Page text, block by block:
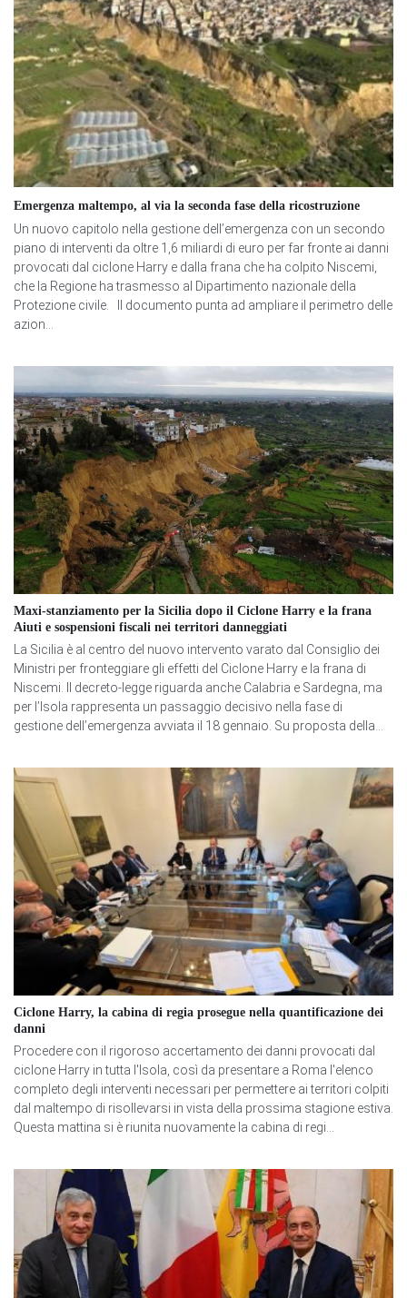
Emergenza maltempo, al via la seconda fase della ricostruzione
Un nuovo capitolo nella gestione dell’emergenza con un secondo
piano di interventi da oltre 1,6 miliardi di euro per far fronte ai danni
provocati dal ciclone Harry e dalla frana che ha colpito Niscemi,
che la Regione ha trasmesso al Dipartimento nazionale della
Protezione civile. Il documento punta ad ampliare il perimetro delle
azion...
Maxi-stanziamento per la Sicilia dopo il Ciclone Harry e la frana
Aiuti e sospensioni fiscali nei territori danneggiati
La Sicilia è al centro del nuovo intervento varato dal Consiglio dei
Ministri per fronteggiare gli effetti del Ciclone Harry e la frana di
Niscemi. Il decreto-legge riguarda anche Calabria e Sardegna, ma
per l’Isola rappresenta un passaggio decisivo nella fase di
gestione dell’emergenza avviata il 18 gennaio. Su proposta della...
Ciclone Harry, la cabina di regia prosegue nella quantificazione dei
danni
Procedere con il rigoroso accertamento dei danni provocati dal
ciclone Harry in tutta l'Isola, così da presentare a Roma l'elenco
completo degli interventi necessari per permettere ai territori colpiti
dal maltempo di risollevarsi in vista della prossima stagione estiva.
Questa mattina si è riunita nuovamente la cabina di regi...